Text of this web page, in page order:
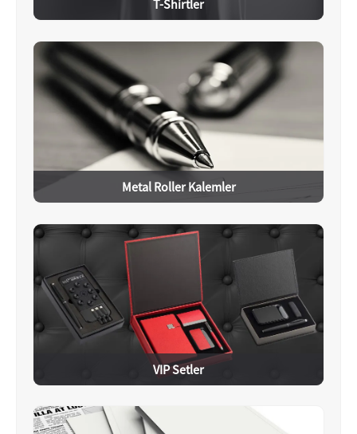
T-Shirtler
Metal Roller Kalemler
VIP Setler